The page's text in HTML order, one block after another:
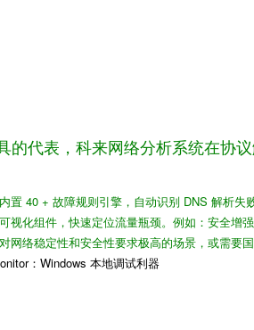
的代表，科来网络分析系统在协
内置 40 + 故障规则引擎，自动识别 DNS 解析
视化组件，快速定位流量瓶颈。例如：安全增强
网络稳定性和安全性要求极高的场景，或需要
：Windows 本地调试利器